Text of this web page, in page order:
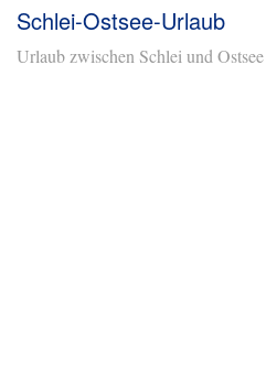
Schlei-Ostsee-Urlaub
Urlaub zwischen Schlei und